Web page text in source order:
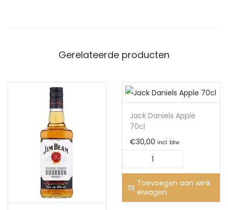
Gerelateerde producten
Jack Daniels Apple
70cl
€30,00 incl. btw
Toevoegen aan wink
elwagen